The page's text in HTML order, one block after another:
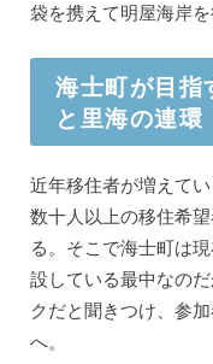
袋を携えて明屋海岸を
海士町が目指
と里海の連環
近年移住者が増えて
数十人以上の移住希
る。そこで海士町は
設している最中なの
クだと聞きつけ、参
へ。